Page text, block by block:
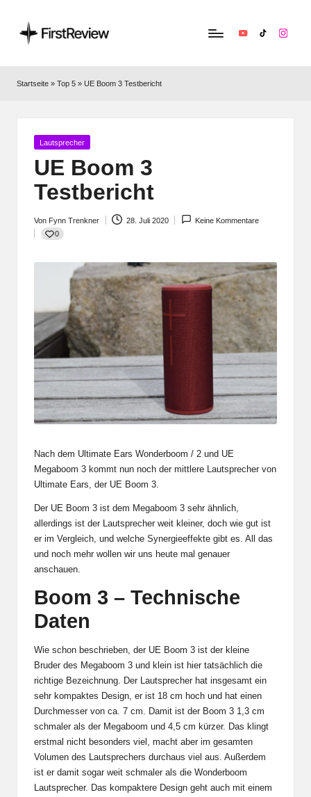
ir
Alles
Apple,
Smart‑Home,
Kopfhörern
YouTubeTikTok
Startseite » Top 5 » UE Boom 3 Testbericht
Posted
Lautsprecher
UE Boom 3
Testbericht
Posted
by
Von Fynn Trenkner 28. Juli 2020
Keine Kommentare
0
Nach dem Ultimate Ears Wonderboom / 2 und UE
Megaboom 3 kommt nun noch der mittlere Lautsprecher von
Ultimate Ears, der UE Boom 3.
Der UE Boom 3 ist dem Megaboom 3 sehr ähnlich,
allerdings ist der Lautsprecher weit kleiner, doch wie gut ist
er im Vergleich, und welche Synergieeffekte gibt es. All das
und noch mehr wollen wir uns heute mal genauer
anschauen.
Boom 3 – Technische
Daten
Wie schon beschrieben, der UE Boom 3 ist der kleine
Bruder des Megaboom 3 und klein ist hier tatsächlich die
richtige Bezeichnung. Der Lautsprecher hat insgesamt ein
sehr kompaktes Design, er ist 18 cm hoch und hat einen
Durchmesser von ca. 7 cm. Damit ist der Boom 3 1,3 cm
schmaler als der Megaboom und 4,5 cm kürzer. Das klingt
erstmal nicht besonders viel, macht aber im gesamten
Volumen des Lautsprechers durchaus viel aus. Außerdem
ist er damit sogar weit schmaler als die Wonderboom
Lautsprecher. Das kompaktere Design geht auch mit einem